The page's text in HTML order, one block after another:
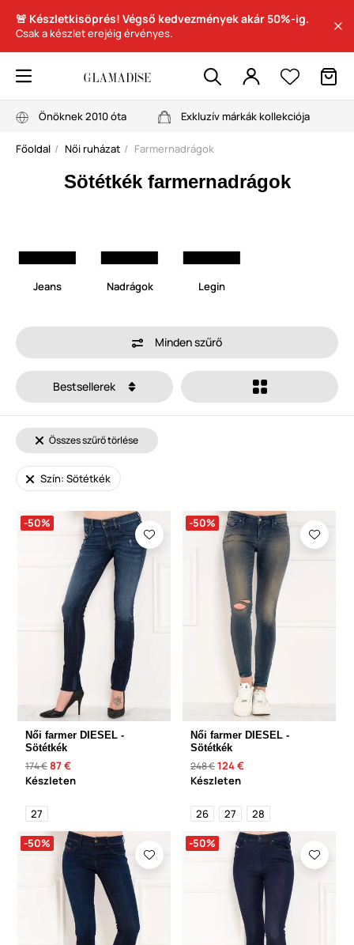
🚨 Készletkisöprés! Végső kedvezmények akár 50%-ig.
Csak a készlet erejéig érvényes.
Önöknek 2010 óta Exkluzív márkák kollekciója
Főoldal Női ruházat Farmernadrágok
Sötétkék farmernadrágok
Jeans Nadrágok Legin
Minden szűrő
Bestsellerek
Összes szűrő törlése
Szín: Sötétkék
-50%
Női farmer DIESEL -
Sötétkék
174 €87 €
Készleten
27
-50%
Női farmer DIESEL -
Sötétkék
248 €124 €
Készleten
26 27 28
-50% -50%